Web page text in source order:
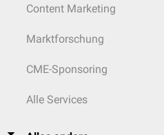
Content Marketing
Marktforschung
CME-Sponsoring
Alle Services